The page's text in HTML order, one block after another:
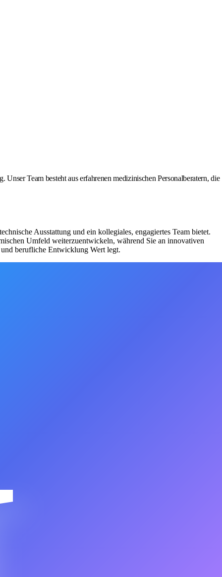
Team besteht aus erfahrenen medizinischen Personalberatern, die
Ausstattung und ein kollegiales, engagiertes Team bietet.
Umfeld weiterzuentwickeln, während Sie an innovativen
berufliche Entwicklung Wert legt.